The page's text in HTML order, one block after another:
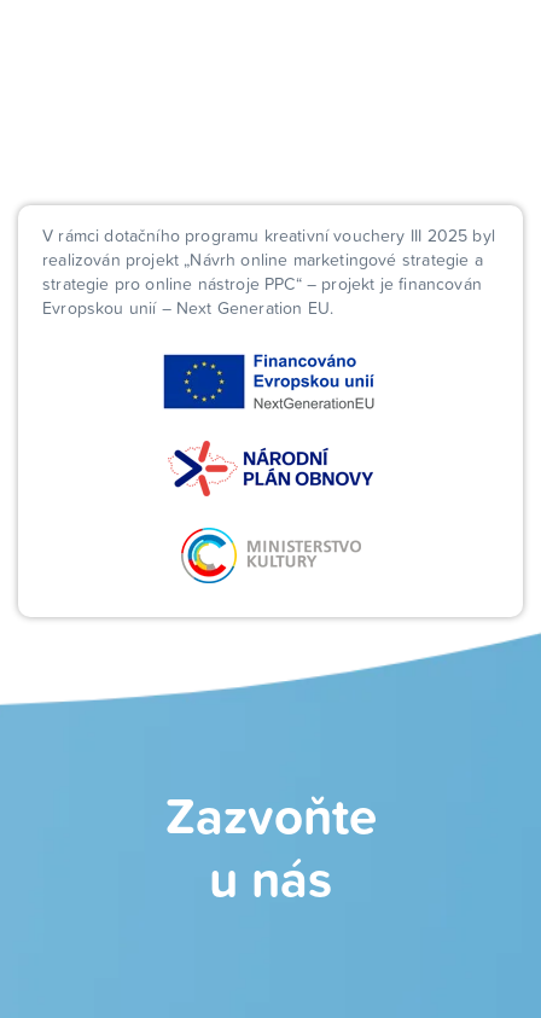
V rámci dotačního programu kreativní vouchery III 2025 byl
realizován projekt „Návrh online marketingové strategie a
strategie pro online nástroje PPC“ – projekt je financován
Evropskou unií – Next Generation EU.
Zazvoňte
u nás